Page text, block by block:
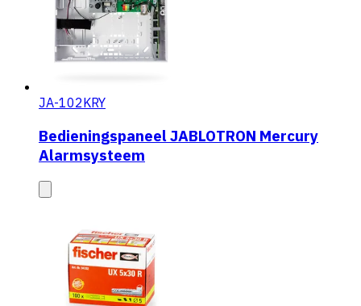
JA-102KRY
Bedieningspaneel JABLOTRON Mercury
Alarmsysteem